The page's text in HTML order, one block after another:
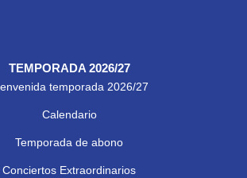
TEMPORADA 2026/27
temporada 2026/27
Calendario
Temporada de abono
Conciertos Extraordinarios